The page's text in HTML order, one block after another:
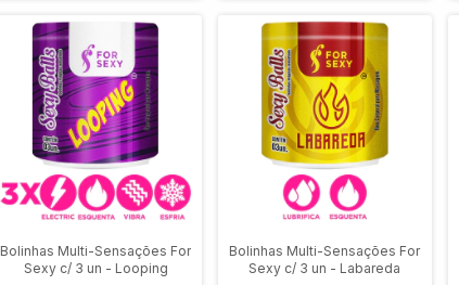
Bolinhas Multi-Sensações For
Sexy c/ 3 un - Looping
Bolinhas Multi-Sensações For
Sexy c/ 3 un - Labareda